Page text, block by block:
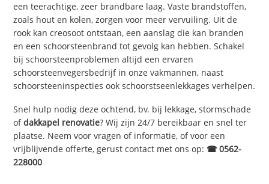
een teerachtige, zeer brandbare laag. Vaste brandstoffen,
zoals hout en kolen, zorgen voor meer vervuiling. Uit de
rook kan creosoot ontstaan, een aanslag die kan branden
en een schoorsteenbrand tot gevolg kan hebben. Schakel
bij schoorsteenproblemen altijd een ervaren
schoorsteenvegersbedrijf in onze vakmannen, naast
schoorsteeninspecties ook schoorstseenlekkages verhelpen.
Snel hulp nodig deze ochtend, bv. bij lekkage, stormschade
ofdakkapel renovatie? Wij zijn 24/7 bereikbaar en snel ter
plaatse. Neem voor vragen of informatie, of voor een
vrijblijvende offerte, gerust contact met ons op: ☎ 0562-
228000